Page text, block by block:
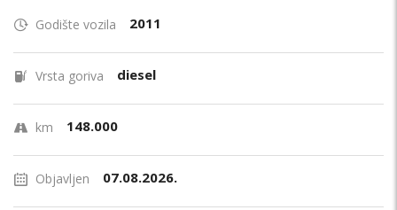
Godište vozila 2011
Vrsta goriva diesel
km 148.000
Objavljen 07.08.2026.